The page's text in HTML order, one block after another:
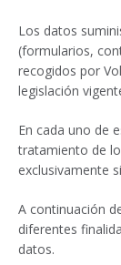
Los datos
(formularios,
recogidos por
legislación
En cada uno de
tratamiento de
exclusivamente
A continuación
diferentes
datos.